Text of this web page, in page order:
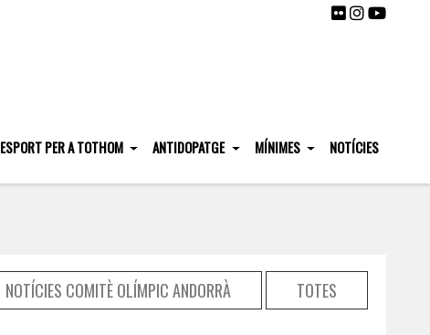
ESPORT PER A TOTHOM ANTIDOPATGE MÍNIMES NOTÍCIES
NOTÍCIES COMITÈ OLÍMPIC ANDORRÀ TOTES